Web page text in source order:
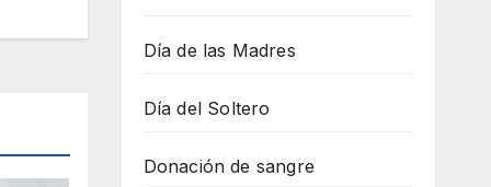
Día de las Madres
Día del Soltero
Donación de sangre